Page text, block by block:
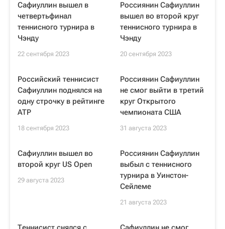
Сафиуллин вышел в
четвертьфинал
теннисного турнира в
Чэнду
22 сентября 2023
Россиянин Сафиуллин
вышел во второй круг
теннисного турнира в
Чэнду
20 сентября 2023
Российский теннисист
Сафиуллин поднялся на
одну строчку в рейтинге
ATP
18 сентября 2023
Россиянин Сафиуллин
не смог выйти в третий
круг Открытого
чемпионата США
31 августа 2023
Сафиуллин вышел во
второй круг US Open
29 августа 2023
Россиянин Сафиуллин
выбыл с теннисного
турнира в Уинстон-
Сейлеме
21 августа 2023